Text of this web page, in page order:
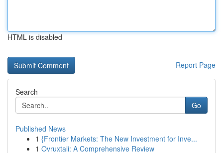
HTML is disabled
Report Page
Search
Go
Published News
1 {Frontier Markets: The New Investment for Inve...
1 Ovruxtali: A Comprehensive Review